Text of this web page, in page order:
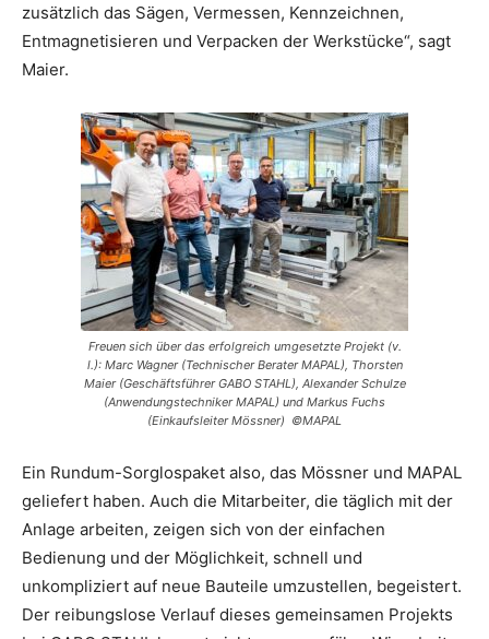
zusätzlich das Sägen, Vermessen, Kennzeichnen,
Entmagnetisieren und Verpacken der Werkstücke“, sagt
Maier.
Freuen sich über das erfolgreich umgesetzte Projekt (v.
l.): Marc Wagner (Technischer Berater MAPAL), Thorsten
Maier (Geschäftsführer GABO STAHL), Alexander Schulze
(Anwendungstechniker MAPAL) und Markus Fuchs
(Einkaufsleiter Mössner) ©MAPAL
Ein Rundum-Sorglospaket also, das Mössner und MAPAL
geliefert haben. Auch die Mitarbeiter, die täglich mit der
Anlage arbeiten, zeigen sich von der einfachen
Bedienung und der Möglichkeit, schnell und
unkompliziert auf neue Bauteile umzustellen, begeistert.
Der reibungslose Verlauf dieses gemeinsamen Projekts